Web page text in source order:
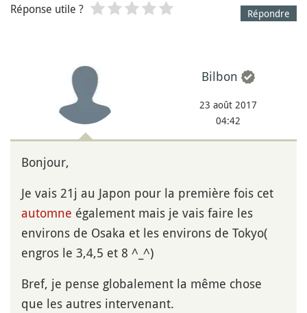
Répondre
Réponse utile ?
Bilbon
23 août 2017
04:42
Bonjour,
Je vais 21j au Japon pour la première fois cet
automne également mais je vais faire les
environs de Osaka et les environs de Tokyo(
engros le 3,4,5 et 8 ^_^)
Bref, je pense globalement la même chose
que les autres intervenant.